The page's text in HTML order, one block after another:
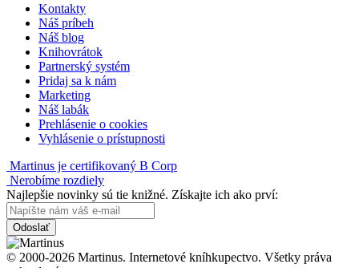
Kontakty
Náš príbeh
Náš blog
Knihovrátok
Partnerský systém
Pridaj sa k nám
Marketing
Náš labák
Prehlásenie o cookies
Vyhlásenie o prístupnosti
Martinus je certifikovaný B Corp
Nerobíme rozdiely
Najlepšie novinky sú tie knižné. Získajte ich ako prví:
Odoslať
© 2000-2026 Martinus. Internetové kníhkupectvo. Všetky práva